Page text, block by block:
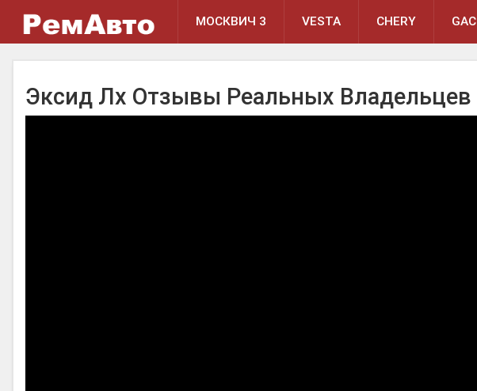
МОСКВИЧ 3 VESTA CHERY GAC
Эксид Лх Отзывы Реальных Владельцев